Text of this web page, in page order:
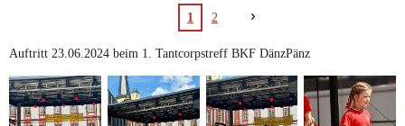
1 2
Auftritt 23.06.2024 beim 1. Tantcorpstreff BKF DänzPänz